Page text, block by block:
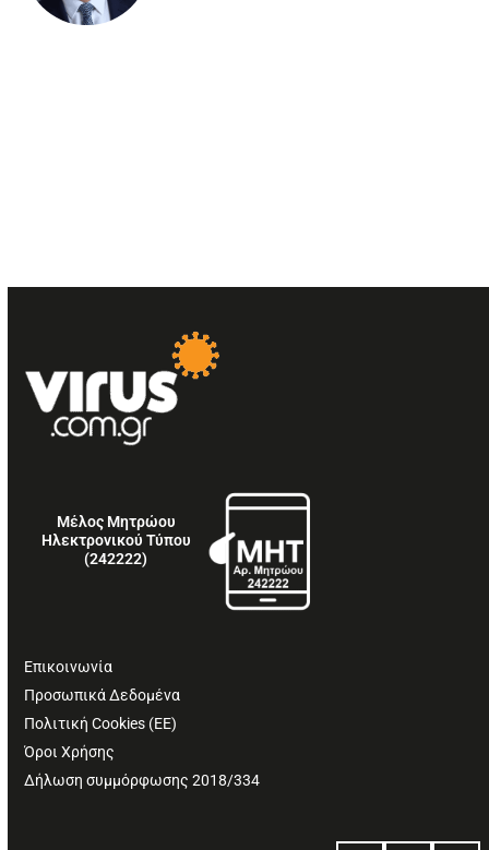
Μέλος Μητρώου
Ηλεκτρονικού Τύπου
(242222)
Επικοινωνία
Προσωπικά Δεδομένα
Πολιτική Cookies (ΕΕ)
Όροι Χρήσης
Δήλωση συμμόρφωσης 2018/334